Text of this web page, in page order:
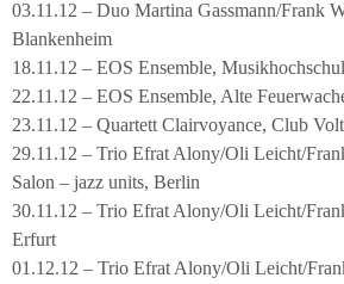
03.11.12 – Duo Martina Gassmann/Frank
Blankenheim
18.11.12 – EOS Ensemble,
22.11.12 – EOS Ensemble, Alte
23.11.12 – Quartett Clairvoyance, Club
29.11.12 – Trio Efrat Alony/Oli Leicht/
Salon – jazz units, Berlin
30.11.12 – Trio Efrat Alony/Oli Leicht/
Erfurt
01.12.12 – Trio Efrat Alony/Oli Leicht/